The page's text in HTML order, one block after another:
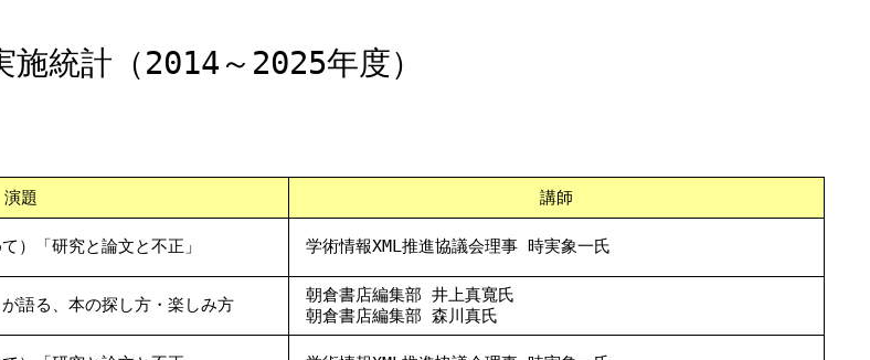
統計（2014～2025年度）
演題 講師
）「研究と論文と不正」 学術情報XML推進協議会理事 時実象一氏
語る、本の探し方・楽しみ方
朝倉書店編集部 井上真寬氏
朝倉書店編集部 森川真氏